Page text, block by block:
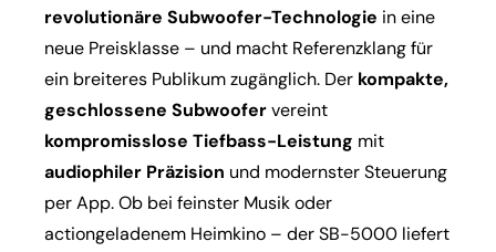
revolutionäre Subwoofer-Technologie in eine
neue Preisklasse – und macht Referenzklang für
ein breiteres Publikum zugänglich. Der kompakte,
geschlossene Subwoofervereint
kompromisslose Tiefbass-Leistung mit
audiophiler Präzision und modernster Steuerung
per App. Ob bei feinster Musik oder
actiongeladenem Heimkino – der SB-5000 liefert